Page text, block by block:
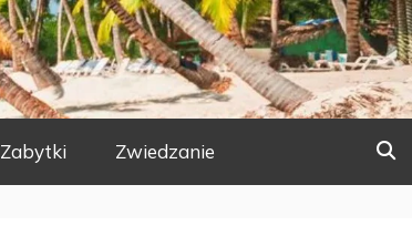
Zabytki Zwiedzanie